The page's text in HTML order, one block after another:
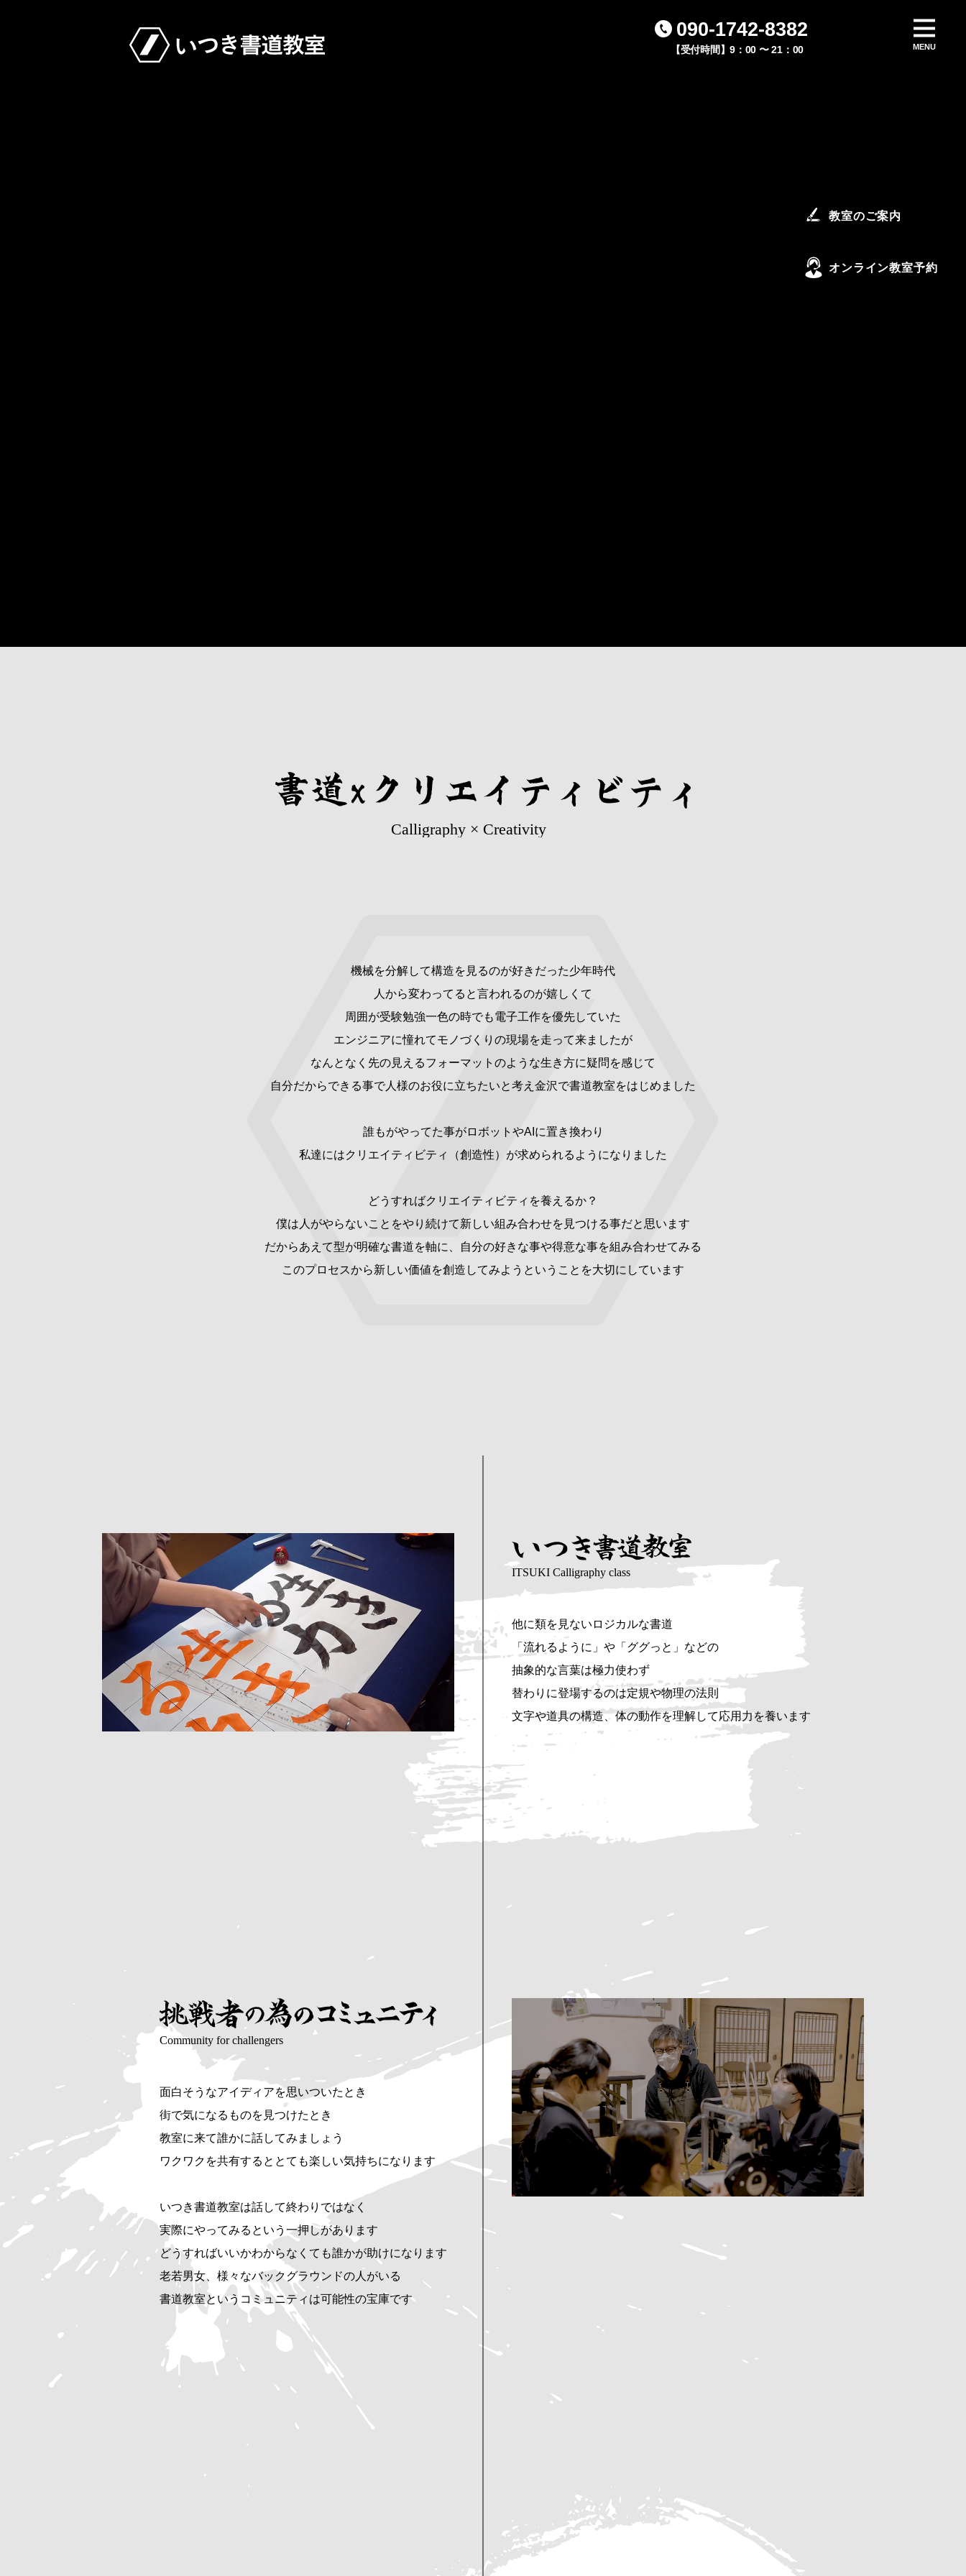
090-1742-8382
【受付時間】9：00 〜 21：00
機械を分解して構造を見るのが好きだった少年時代
人から変わってると言われるのが嬉しくて
周囲が受験勉強一色の時でも電子工作を優先していた
エンジニアに憧れてモノづくりの現場を走って来ましたが
なんとなく先の見えるフォーマット のような生き方に疑問を感じて
自分だからできる事で人様のお役に立ちたいと考え金沢で書道教室をはじめました
誰もがやってた事がロボットやAIに置き換わり
私達にはクリエイティビティ（創造性）が求められるようになりました
どうすればクリエイティビティを養えるか？
僕は人がやらないことをやり続けて新しい組み合わせを見つける事だと思います
だからあえて型が明確な書道を軸に、自分の好きな事や得意な事を組み合わせてみる
このプロセスから新しい価値を創造してみようということを大切にしています
他に類を見ないロジカルな書道
「流れるように」や「ググっと」などの
抽象的な言葉は極力使わず
替わりに登場するのは定規や物理の法則
文字や道具の構造、体の動作を理解して応用力を養います
面白そうなアイディアを思いついたとき
街で気になるものを見つけたとき
教室に来て誰かに話してみましょう
ワクワクを共有するととても楽しい気持ちになります
いつき書道教室は話して終わりではなく
実際にやってみるという一押しがあります
どうすればいいかわからなくても誰かが助けになります
老若男女、様々なバックグラウンドの人がいる
書道教室というコミュニティは可能性の宝庫です